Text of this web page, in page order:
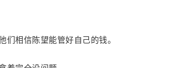
相信陈望能管好自己的钱。